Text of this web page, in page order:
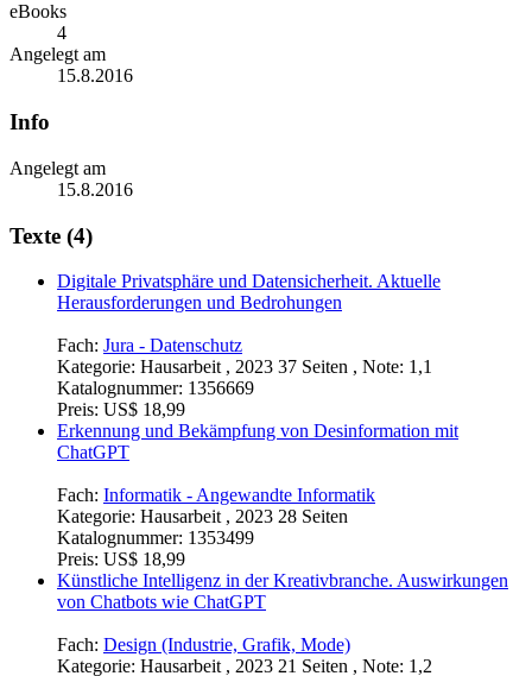
eBooks
4
Angelegt am
15.8.2016
Info
Angelegt am
15.8.2016
Texte (4)
Digitale Privatsphäre und Datensicherheit. Aktuelle
Herausforderungen und Bedrohungen
Fach: Jura - Datenschutz
Kategorie: Hausarbeit , 2023 37 Seiten , Note: 1,1
Katalognummer: 1356669
Preis: US$ 18,99
Erkennung und Bekämpfung von Desinformation mit
ChatGPT
Fach: Informatik - Angewandte Informatik
Kategorie: Hausarbeit , 2023 28 Seiten
Katalognummer: 1353499
Preis: US$ 18,99
Künstliche Intelligenz in der Kreativbranche. Auswirkungen
von Chatbots wie ChatGPT
Fach: Design (Industrie, Grafik, Mode)
Kategorie: Hausarbeit , 2023 21 Seiten , Note: 1,2